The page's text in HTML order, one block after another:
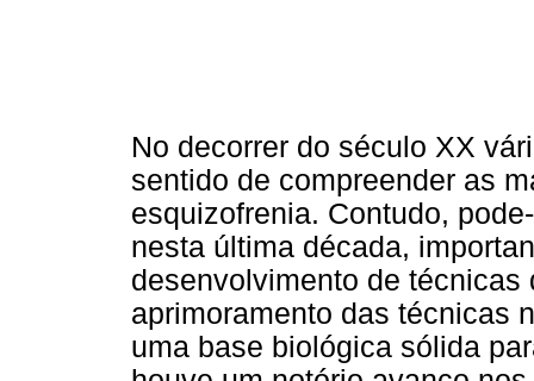
No decorrer do século XX
sentido de compreender as
esquizofrenia. Contudo,
nesta última década,
desenvolvimento de
aprimoramento das técnicas
uma base biológica sólida